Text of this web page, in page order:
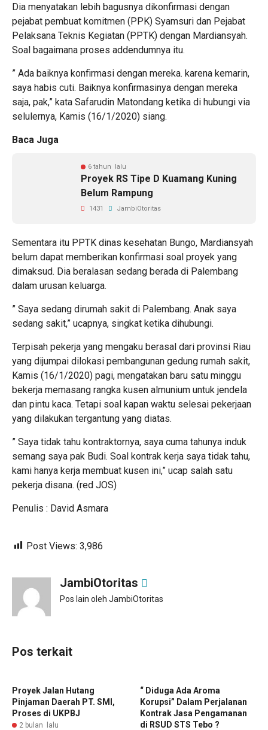
Dia menyatakan lebih bagusnya dikonfirmasi dengan
pejabat pembuat komitmen (PPK) Syamsuri dan Pejabat
Pelaksana Teknis Kegiatan (PPTK) dengan Mardiansyah.
Soal bagaimana proses addendumnya itu.
” Ada baiknya konfirmasi dengan mereka. karena kemarin,
saya habis cuti. Baiknya konfirmasinya dengan mereka
saja, pak,” kata Safarudin Matondang ketika di hubungi via
selulernya, Kamis (16/1/2020) siang.
Baca Juga
6 tahun lalu
Proyek RS Tipe D Kuamang Kuning
Belum Rampung
1431 JambiOtoritas
Sementara itu PPTK dinas kesehatan Bungo, Mardiansyah
belum dapat memberikan konfirmasi soal proyek yang
dimaksud. Dia beralasan sedang berada di Palembang
dalam urusan keluarga.
” Saya sedang dirumah sakit di Palembang. Anak saya
sedang sakit,” ucapnya, singkat ketika dihubungi.
Terpisah pekerja yang mengaku berasal dari provinsi Riau
yang dijumpai dilokasi pembangunan gedung rumah sakit,
Kamis (16/1/2020) pagi, mengatakan baru satu minggu
bekerja memasang rangka kusen almunium untuk jendela
dan pintu kaca. Tetapi soal kapan waktu selesai pekerjaan
yang dilakukan tergantung yang diatas.
” Saya tidak tahu kontraktornya, saya cuma tahunya induk
semang saya pak Budi. Soal kontrak kerja saya tidak tahu,
kami hanya kerja membuat kusen ini,” ucap salah satu
pekerja disana. (red JOS)
Penulis : David Asmara
Post Views: 3,986
JambiOtoritas
Pos lain oleh JambiOtoritas
Pos terkait
Proyek Jalan Hutang
Pinjaman Daerah PT. SMI,
Proses di UKPBJ
2 bulan lalu
“ Diduga Ada Aroma
Korupsi” Dalam Perjalanan
Kontrak Jasa Pengamanan
di RSUD STS Tebo ?